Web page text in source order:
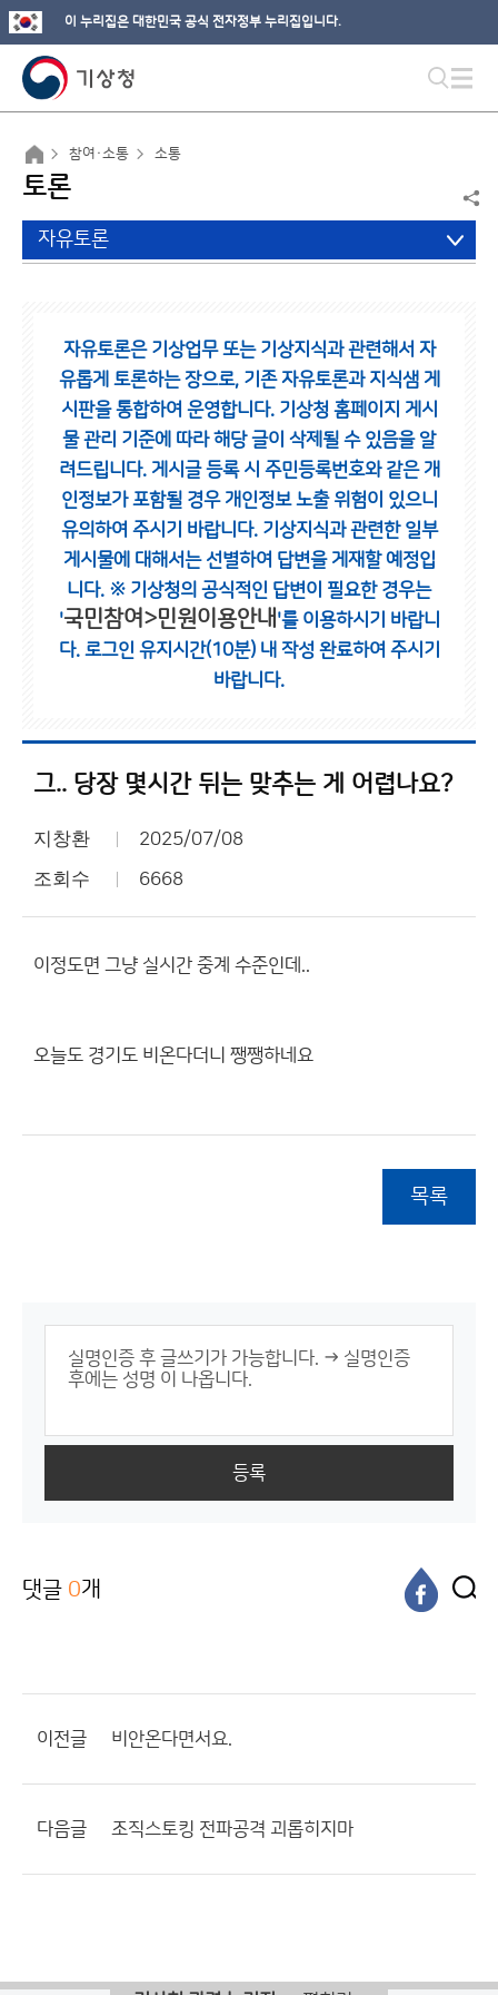
이 누리집은 대한민국 공식 전자정부 누리집입니다.
참여·소통 소통
토론
자유토론
자유토론은 기상업무 또는 기상지식과 관련해서 자
유롭게 토론하는 장으로, 기존 자유토론과 지식샘 게
시판을 통합하여 운영합니다. 기상청 홈페이지 게시
물 관리 기준에 따라 해당 글이 삭제될 수 있음을 알
려드립니다. 게시글 등록 시 주민등록번호와 같은 개
인정보가 포함될 경우 개인정보 노출 위험이 있으니
유의하여 주시기 바랍니다. 기상지식과 관련한 일부
게시물에 대해서는 선별하여 답변을 게재할 예정입
니다. ※ 기상청의 공식적인 답변이 필요한 경우는
'국민참여>민원이용안내 '를 이용하시기 바랍니
다. 로그인 유지시간(10분) 내 작성 완료하여 주시기
바랍니다.
그.. 당장 몇시간 뒤는 맞추는 게 어렵나요?
지창환 2025/07/08
조회수 6668
이정도면 그냥 실시간 중계 수준인데..
오늘도 경기도 비온다더니 쨍쨍하네요
목록
등록
댓글 0개
이전글 비안온다면서요.
다음글 조직스토킹 전파공격 괴롭히지마